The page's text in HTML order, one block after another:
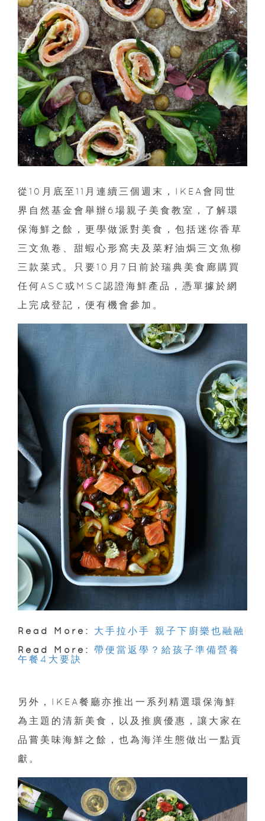
從10月底至11月連續三個週末，IKEA會同世
界自然基金會舉辦6場親子美食教室，了解環
保海鮮之餘，更學做派對美食，包括迷你香草
三文魚卷、甜蝦心形窩夫及菜籽油焗三文魚柳
三款菜式。只要10月7日前於瑞典美食廊購買
任何ASC或MSC認證海鮮產品，憑單據於網
上完成登記，便有機會參加。
Read More: 大手拉小手 親子下廚樂也融融
Read More: 帶便當返學？給孩子準備營養
午餐4大要訣
另外，IKEA餐廳亦推出一系列精選環保海鮮
為主題的清新美食，以及推廣優惠，讓大家在
品嘗美味海鮮之餘，也為海洋生態做出一點貢
獻。